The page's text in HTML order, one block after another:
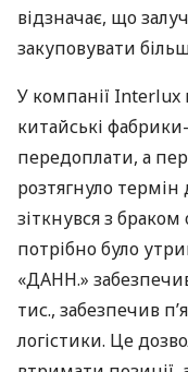
відзначає, що
закуповувати
У компанії Interlux
китайські
передоплати, а
розтягнуло термін
зіткнувся з
потрібно було
«ДАНН.»
тис., забезпечив
логістики. Це